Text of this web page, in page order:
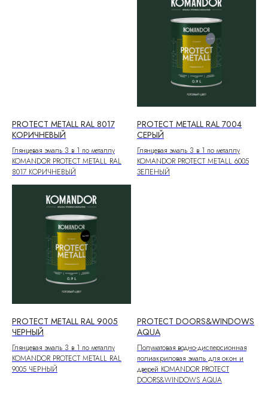
PROTECT METALL RAL 8017
КОРИЧНЕВЫЙ
Глянцевая эмаль 3 в 1 по металлу
KOMANDOR PROTECT METALL RAL
8017 КОРИЧНЕВЫЙ
PROTECT METALL RAL 7004
СЕРЫЙ
Глянцевая эмаль 3 в 1 по металлу
KOMANDOR PROTECT METALL 6005
ЗЕЛЕНЫЙ
PROTECT METALL RAL 9005
ЧЕРНЫЙ
Глянцевая эмаль 3 в 1 по металлу
KOMANDOR PROTECT METALL RAL
9005 ЧЕРНЫЙ
PROTECT DOORS&WINDOWS
AQUA
Полуматовая водно-дисперсионная
полиакриловая эмаль для окон и
дверей KOMANDOR PROTECT
DOORS&WINDOWS AQUA